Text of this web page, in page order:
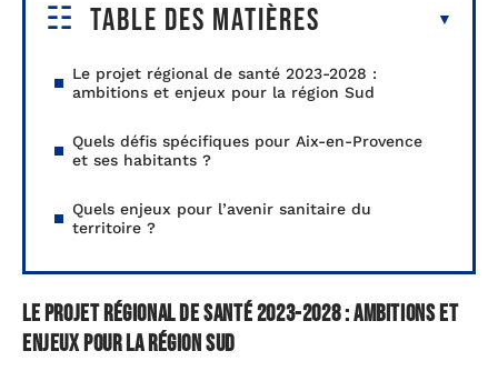
Table des matières
Le projet régional de santé 2023-2028 :
ambitions et enjeux pour la région Sud
Quels défis spécifiques pour Aix-en-Provence
et ses habitants ?
Quels enjeux pour l’avenir sanitaire du
territoire ?
Le projet régional de santé 2023-2028 : ambitions et
enjeux pour la région Sud